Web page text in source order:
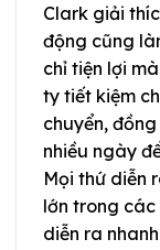
Clark giải
động cũng
chỉ tiện lợi
ty tiết kiệm
chuyển,
nhiều ngày
Mọi thứ diễn
lớn trong
diễn ra